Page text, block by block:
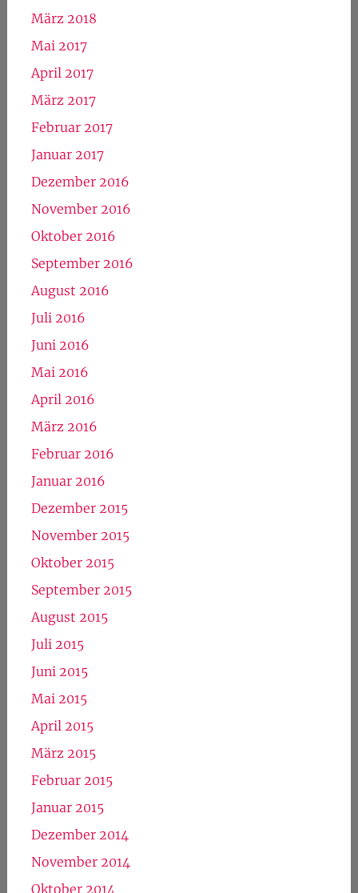
März 2018
Mai 2017
April 2017
März 2017
Februar 2017
Januar 2017
Dezember 2016
November 2016
Oktober 2016
September 2016
August 2016
Juli 2016
Juni 2016
Mai 2016
April 2016
März 2016
Februar 2016
Januar 2016
Dezember 2015
November 2015
Oktober 2015
September 2015
August 2015
Juli 2015
Juni 2015
Mai 2015
April 2015
März 2015
Februar 2015
Januar 2015
Dezember 2014
November 2014
Oktober 2014